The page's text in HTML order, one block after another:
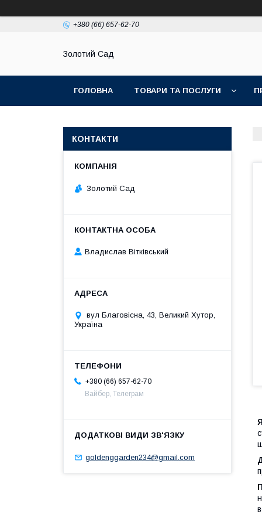
+380 (66) 657-62-70
Золотий Сад
ГОЛОВНА ТОВАРИ ТА ПОСЛУГИ
КОНТАКТИ
Золотий Сад
Владислав Вітківський
вул Благовісна, 43, Великий Хутор,
Україна
+380 (66) 657-62-70
Вайбер, Телеграм
goldenggarden234@gmail.com